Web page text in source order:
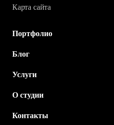
Карта сайта
Портфолио
Блог
Услуги
О студии
Контакты